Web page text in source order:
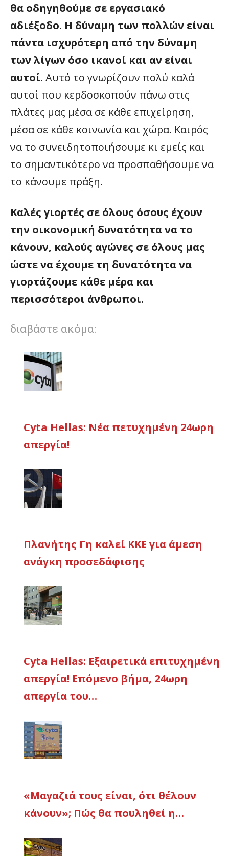
θα οδηγηθούμε σε εργασιακό
αδιέξοδο. Η δύναμη των πολλών είναι
πάντα ισχυρότερη από την δύναμη
των λίγων όσο ικανοί και αν είναι
αυτοί. Αυτό το γνωρίζουν πολύ καλά
αυτοί που κερδοσκοπούν πάνω στις
πλάτες μας μέσα σε κάθε επιχείρηση,
μέσα σε κάθε κοινωνία και χώρα. Καιρός
να το συνειδητοποιήσουμε κι εμείς και
το σημαντικότερο να προσπαθήσουμε να
το κάνουμε πράξη.
Καλές γιορτές σε όλους όσους έχουν
την οικονομική δυνατότητα να το
κάνουν, καλούς αγώνες σε όλους μας
ώστε να έχουμε τη δυνατότητα να
γιορτάζουμε κάθε μέρα και
περισσότεροι άνθρωποι.
διαβάστε ακόμα:
Cyta Hellas: Νέα πετυχημένη 24ωρη
απεργία!
Πλανήτης Γη καλεί ΚΚΕ για άμεση
ανάγκη προσεδάφισης
Cyta Hellas: Εξαιρετικά επιτυχημένη
απεργία! Επόμενο βήμα, 24ωρη
απεργία του…
«Μαγαζιά τους είναι, ότι θέλουν
κάνουν»; Πώς θα πουληθεί η…